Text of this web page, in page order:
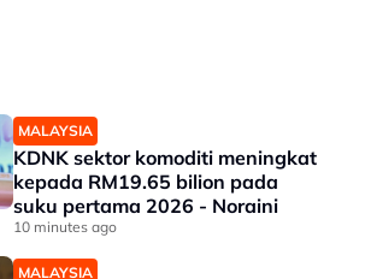
MALAYSIA
KDNK sektor komoditi meningkat
kepada RM19.65 bilion pada
suku pertama 2026 - Noraini
10 minutes ago
MALAYSIA